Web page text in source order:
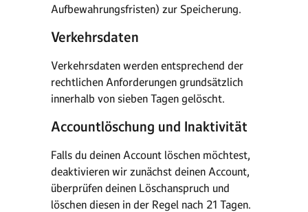
Aufbewahrungsfristen) zur Speicherung.
Verkehrsdaten
Verkehrsdaten werden entsprechend der
rechtlichen Anforderungen grundsätzlich
innerhalb von sieben Tagen gelöscht.
Accountlöschung und Inaktivität
Falls du deinen Account löschen möchtest,
deaktivieren wir zunächst deinen Account,
überprüfen deinen Löschanspruch und
löschen diesen in der Regel nach 21 Tagen.